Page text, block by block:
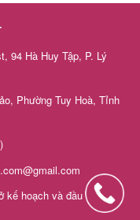
94 Hà Huy Tập, P. Lý
Phường Tuy Hoà, Tỉnh
kế hoạch và đầu tư tỉnh